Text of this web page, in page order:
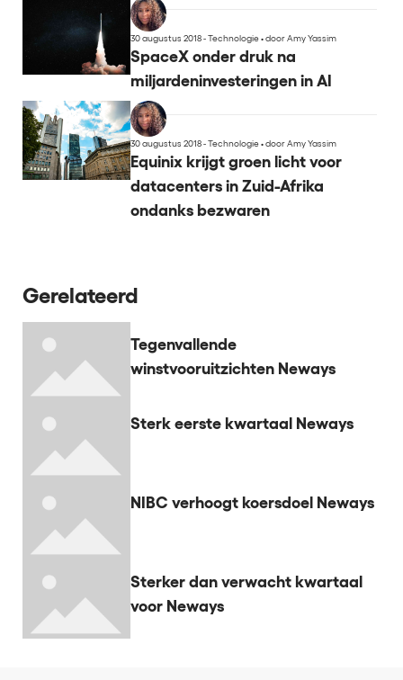
30 augustus 2018 - Technologie•door Amy Yassim
SpaceX onder druk na
miljardeninvesteringen in AI
30 augustus 2018 - Technologie•door Amy Yassim
Equinix krijgt groen licht voor
datacenters in Zuid-Afrika
ondanks bezwaren
Gerelateerd
Tegenvallende
winstvooruitzichten Neways
Sterk eerste kwartaal Neways
NIBC verhoogt koersdoel Neways
Sterker dan verwacht kwartaal
voor Neways